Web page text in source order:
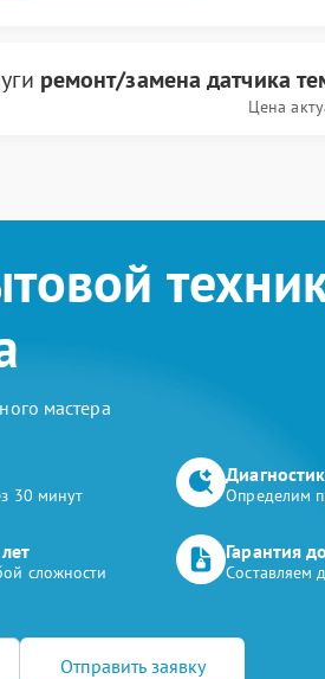
ремонт/замена датчика
Цена
мастера
30 минут Определим
сложности
Гарантия
Составляем
Отправить заявку